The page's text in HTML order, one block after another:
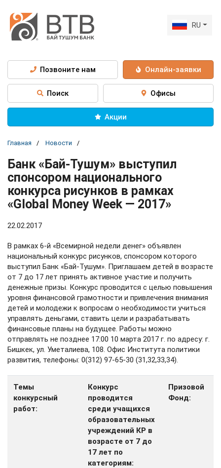
RU
Позвоните нам Онлайн-заявки
Поиск Офисы
Акции
Главная Новости
Банк «Бай-Тушум» выступил
спонсором национального
конкурса рисунков в рамках
«Global Money Week — 2017»
22.02.2017
В рамках 6-й «Всемирной недели денег» объявлен
национальный конкурс рисунков, спонсором которого
выступил Банк «Бай-Тушум». Приглашаем детей в возрасте
от 7 до 17 лет принять активное участие и получить
денежные призы. Конкурс проводится с целью повышения
уровня финансовой грамотности и привлечения внимания
детей и молодежи к вопросам о необходимости учиться
управлять деньгами, ставить цели и разрабатывать
финансовые планы на будущее. Работы можно
отправлять не позднее 17:00 10 марта 2017 г. по адресу: г.
Бишкек, ул. Уметалиева, 108. Офис Института политики
развития, телефоны: 0(312) 97-65-30 (31,32,33,34).
Темы
конкурсный
работ:
Конкурс
проводится
среди учащихся
образовательных
учреждений КР в
возрасте от 7 до
17 лет по
категориям:
Призовой
Фонд: